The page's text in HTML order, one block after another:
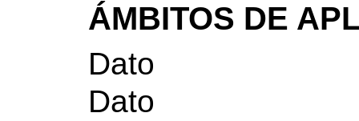
ÁMBITOS DE
Dato
Dato